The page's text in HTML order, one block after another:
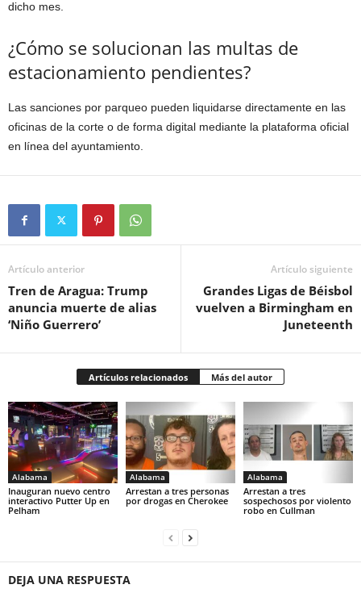
dicho mes.
¿Cómo se solucionan las multas de
estacionamiento pendientes?
Las sanciones por parqueo pueden liquidarse directamente en las
oficinas de la corte o de forma digital mediante la plataforma oficial
en línea del ayuntamiento.
Artículo anterior
Tren de Aragua: Trump
anuncia muerte de alias
‘Niño Guerrero’
Artículo siguiente
Grandes Ligas de Béisbol
vuelven a Birmingham en
Juneteenth
Artículos relacionados Más del autor
Alabama
Inauguran nuevo centro
interactivo Putter Up en
Pelham
Alabama
Arrestan a tres personas
por drogas en Cherokee
Alabama
Arrestan a tres
sospechosos por violento
robo en Cullman
DEJA UNA RESPUESTA